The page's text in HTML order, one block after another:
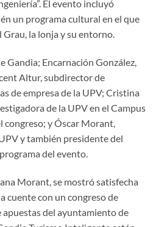
El evento incluyó
un programa cultural en el que
Grau, la lonja y su entorno.
Gandia; Encarnación González,
Altur, subdirector de
de empresa de la UPV; Cristina
de la UPV en el Campus
congreso; y Óscar Morant,
y también presidente del
del evento.
Morant, se mostró satisfecha
cuente con un congreso de
del ayuntamiento de